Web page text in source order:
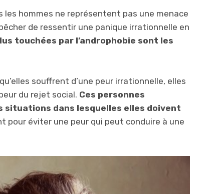
hommes ne représentent pas une menace
de ressentir une panique irrationnelle en
touchées par l’androphobie sont les
souffrent d’une peur irrationnelle, elles
du rejet social. Ces personnes
situations dans lesquelles elles doivent
pour éviter une peur qui peut conduire à une